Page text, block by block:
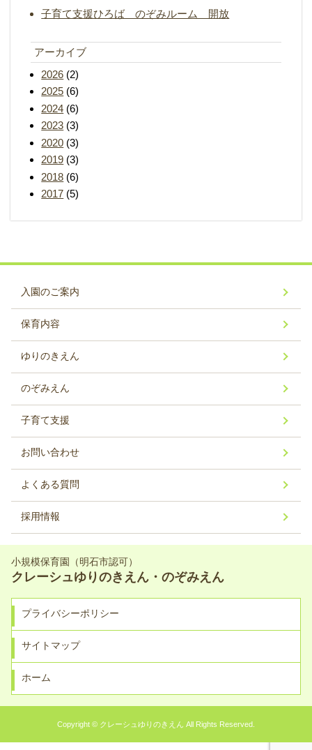
子育て支援ひろば のぞみルーム 開放
アーカイブ
2026 (2)
2025 (6)
2024 (6)
2023 (3)
2020 (3)
2019 (3)
2018 (6)
2017 (5)
入園のご案内
保育内容
ゆりのきえん
のぞみえん
子育て支援
お問い合わせ
よくある質問
採用情報
小規模保育園（明石市認可）
クレーシュゆりのきえん・のぞみえん
プライバシーポリシー
サイトマップ
ホーム
Copyright © クレーシュゆりのきえん All Rights Reserved.